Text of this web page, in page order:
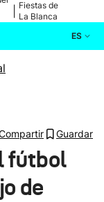
Fiestas de
La Blanca
ES
Guardar
fútbol
de